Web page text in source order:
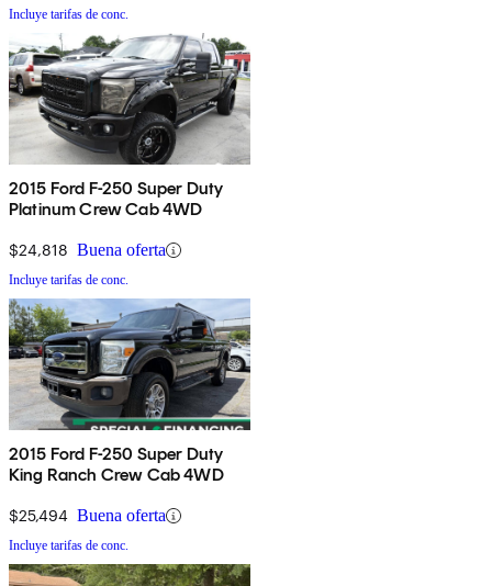
Incluye tarifas de conc.
2015 Ford F-250 Super Duty
Platinum Crew Cab 4WD
$24,818 Buena oferta
Incluye tarifas de conc.
2015 Ford F-250 Super Duty
King Ranch Crew Cab 4WD
$25,494 Buena oferta
Incluye tarifas de conc.